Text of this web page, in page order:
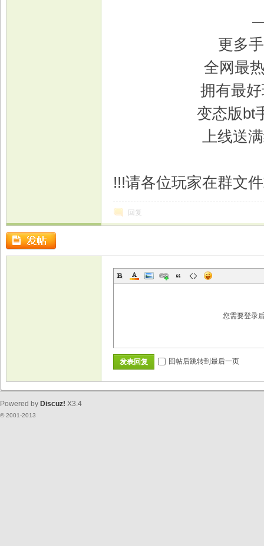
更多
全网最
拥有最
变态版bt
上线送
!!!请各位玩家在群文
回复
您需要登录
发表回复 回帖后跳转到最后一页
Powered by Discuz! X3.4
© 2001-2013